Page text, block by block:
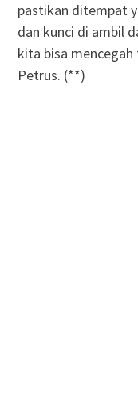
pastikan ditempat
dan kunci di ambil
kita bisa mencegah
Petrus. (**)